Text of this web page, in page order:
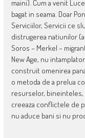
maini). Cum a venit
bagat in seama. Doar
Serviciilor, Servicii ce
distrugerea natiunilor
Soros – Merkel –
New Age, nu
construit omenirea
o metoda de a prelua
resurselor,
creeaza conflictele de
nu aduce bani si nu